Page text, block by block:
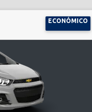
ECONÓMICO